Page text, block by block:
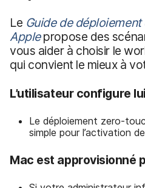
Le Guide de
Applepropose des
vous aider à choisir le
qui convient le mieux à
L’utilisateur configure
Le déploiement zero-
simple pour l’activation
Mac est approvisionné